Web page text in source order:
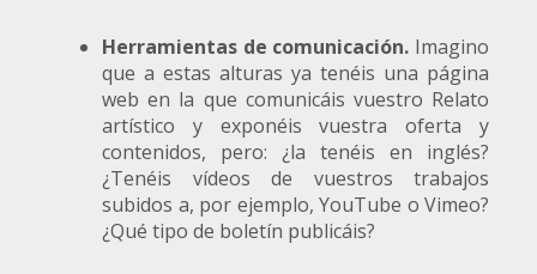
Herramientas de comunicación. Imagino
que a estas alturas ya tenéis una página
web en la que comunicáis vuestro Relato
artístico y exponéis vuestra oferta y
contenidos, pero: ¿la tenéis en inglés?
¿Tenéis vídeos de vuestros trabajos
subidos a, por ejemplo, YouTube o Vimeo?
¿Qué tipo de boletín publicáis?